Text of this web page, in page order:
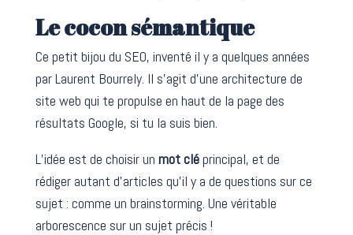
Le cocon sémantique
Ce petit bijou du SEO, inventé il y a quelques années
par Laurent Bourrely. Il s’agit d’une architecture de
site web qui te propulse en haut de la page des
résultats Google, si tu la suis bien.
L’idée est de choisir un mot cléprincipal, et de
rédiger autant d’articles qu’il y a de questions sur ce
sujet : comme un brainstorming. Une véritable
arborescence sur un sujet précis !